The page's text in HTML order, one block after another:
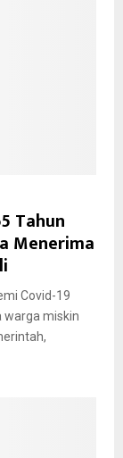
Tahun
Menerima
Covid-19
warga miskin